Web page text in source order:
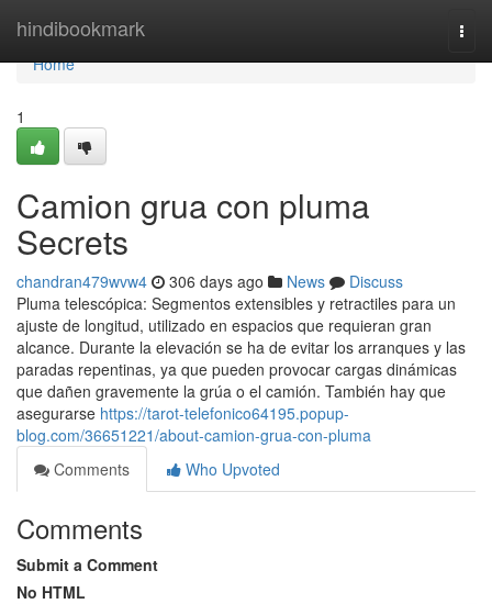
hindibookmark
Home
Home
1
Camion grua con pluma
Secrets
chandran479wvw4 306 days ago News
Discuss
Pluma telescópica: Segmentos extensibles y retractiles para un
ajuste de longitud, utilizado en espacios que requieran gran
alcance. Durante la elevación se ha de evitar los arranques y las
paradas repentinas, ya que pueden provocar cargas dinámicas
que dañen gravemente la grúa o el camión. También hay que
asegurarse https://tarot-telefonico64195.popup-
blog.com/36651221/about-camion-grua-con-pluma
Comments
Who Upvoted
Comments
Submit a Comment
No HTML